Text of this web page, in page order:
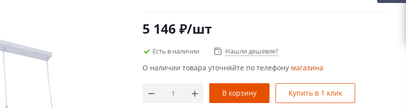
5 146 ₽/шт
Есть в наличии Нашли дешевле?
О наличии товара уточняйте по телефону магазина
В корзину Купить в 1 клик